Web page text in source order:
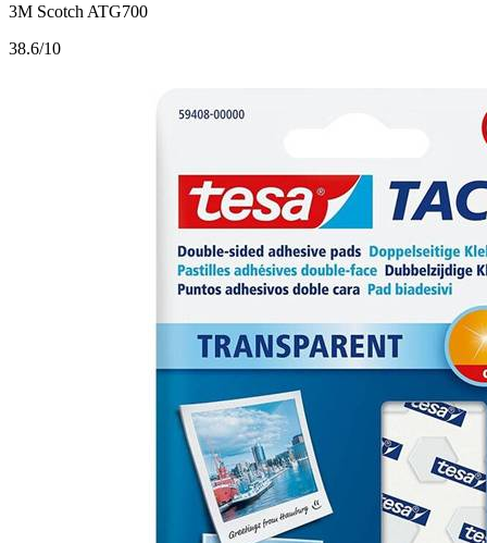
3M Scotch ATG700
38.6/10